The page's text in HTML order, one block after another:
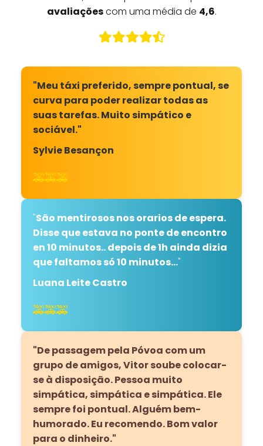
avaliaçõescom uma média de 4,6.
"Meu táxi preferido, sempre pontual, se
curva para poder realizar todas as
suas tarefas. Muito simpático e
sociável."
Sylvie Besançon
🚕🚕🚕
"São mentirosos nos orarios de espera.
Disse que estava no ponte de encontro
en 10 minutos.. depois de 1h ainda dizia
que faltamos só 10 minutos..."
Luana Leite Castro
🚕🚕🚕
"De passagem pela Póvoa com um
grupo de amigos, Vitor soube colocar-
se à disposição. Pessoa muito
simpática, simpática e simpática. Ele
sempre foi pontual. Alguém bem-
humorado. Eu recomendo. Bom valor
para o dinheiro."